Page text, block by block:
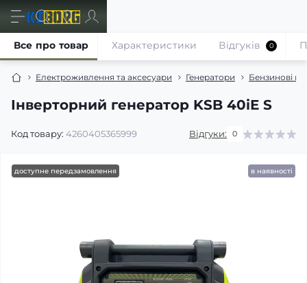
Електроживлення та аксесуари Генератори Бензинові
Інверторний генератор KSB 40iE S
Код товару: 4260405365999 Відгуки: 0
Все про товар Характеристики Відгуків 0
доступне передзамовлення в наявності